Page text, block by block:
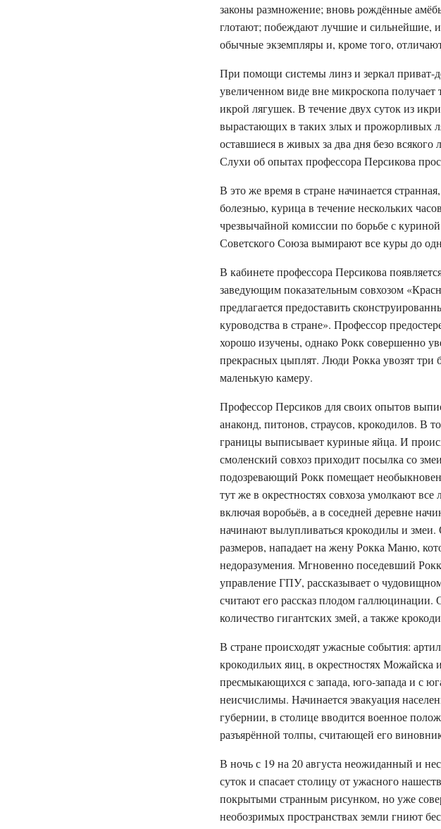
законы размножение; вновь рождённые
глотают; побеждают лучшие и сильнейшие,
обычные экземпляры и, кроме того,
При помощи системы линз и зеркал приват-
увеличенном виде вне микроскопа
икрой лягушек. В течение двух суток из
вырастающих в таких злых и прожорливых
оставшиеся в живых за два дня безо
Слухи об опытах профессора Персикова
В это же время в стране начинается
болезнью, курица в течение нескольких
чрезвычайной комиссии по борьбе с
Советского Союза вымирают все куры до
В кабинете профессора Персикова
заведующим показательным совхозом
предлагается предоставить
куроводства в стране». Профессор
хорошо изучены, однако Рокк совершенно
прекрасных цыплят. Люди Рокка увозят три
маленькую камеру.
Профессор Персиков для своих опытов
анаконд, питонов, страусов, крокодилов. В
границы выписывает куриные яйца. И
смоленский совхоз приходит посылка со
подозревающий Рокк помещает
тут же в окрестностях совхоза умолкают
включая воробьёв, а в соседней деревне
начинают вылупливаться крокодилы и
размеров, нападает на жену Рокка Маню,
недоразумения. Мгновенно поседевший
управление ГПУ, рассказывает о
считают его рассказ плодом галлюцинации.
количество гигантских змей, а также
В стране происходят ужасные события:
крокодильих яиц, в окрестностях
пресмыкающихся с запада, юго-запада и с
неисчислимы. Начинается эвакуация
губернии, в столице вводится военное
разъярённой толпы, считающей его
В ночь с 19 на 20 августа неожиданный и
суток и спасает столицу от ужасного
покрытыми странным рисунком, но уже
необозримых пространствах земли гниют